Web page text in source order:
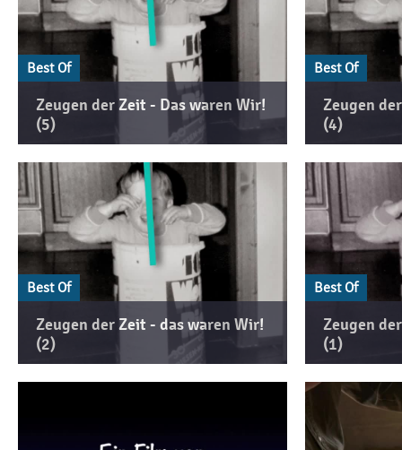
Best Of
Zeugen der Zeit - Das waren Wir!
(5)
Best Of
Zeugen
(4)
Best Of
Zeugen der Zeit - das waren Wir!
(2)
Best Of
Zeugen
(1)